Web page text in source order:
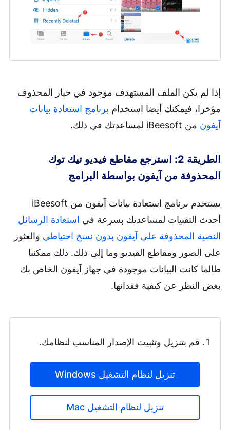
إذا لم يكن الملف المستهدف موجود في خيار المحذوف
مؤخرا، فيمكنك أيضا استخدام برنامج استعادة بيانات
آيفون من iBeesoft لمساعدتك في ذلك.
الطريقة 2: استرجع مقاطع فيديو تيك توك
المحذوفة من آيفون بواسطة البرامج
يستخدم برنامج استعادة بيانات آيفون من iBeesoft
أحدث التقنيات لمساعدتك بسرعة في استعادة الرسائل
النصية المحذوفة على آيفون بدون نسخ احتياطي والعثور
على الصور ومقاطع الفيديو وما إلى ذلك. ذلك ممكننا
طالما كانت البيانات موجودة في جهاز آيفون الخاص بك
بغض النظر عن كيفية فقدانها.
قم بتنزيل وتثبيت الإصدار المناسب لنظامك.
تنزيل لنظام التشغيل Windows
تنزيل لنظام التشغيل Mac